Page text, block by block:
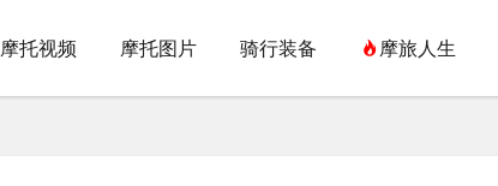
摩托视频 摩托图片 骑行装备 摩旅人生